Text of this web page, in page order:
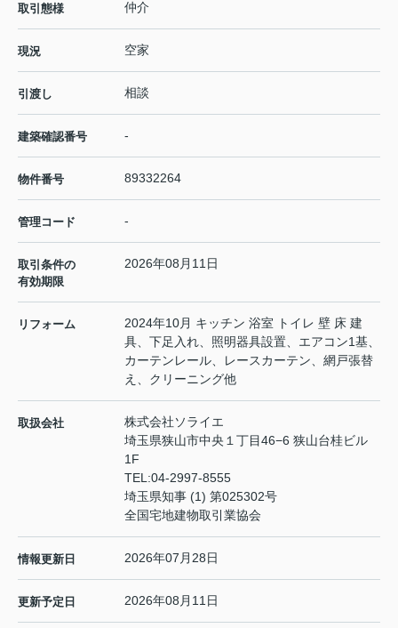
取引態様 仲介
現況 空家
引渡し 相談
建築確認番号 -
物件番号 89332264
管理コード -
取引条件の
有効期限
2026年08月11日
リフォーム
2024年10月 キッチン 浴室 トイレ 壁 床 建
具、下足入れ、照明器具設置、エアコン1基、
カーテンレール、レースカーテン、網戸張替
え、クリーニング他
取扱会社
株式会社ソライエ
埼玉県狭山市中央１丁目46−6 狭山台桂ビル
1F
TEL:04-2997-8555
埼玉県知事 (1) 第025302号
全国宅地建物取引業協会
情報更新日 2026年07月28日
更新予定日 2026年08月11日